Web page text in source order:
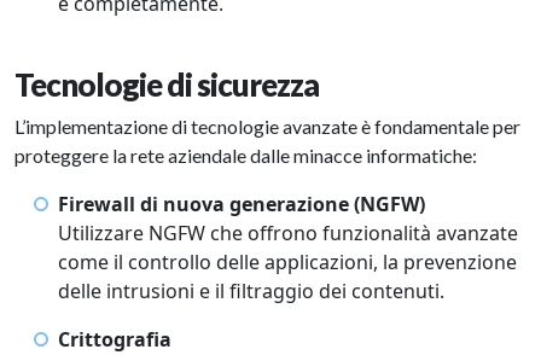
Tecnologie di sicurezza
L’implementazione di tecnologie avanzate è fondamentale per
proteggere la rete aziendale dalle minacce informatiche:
Firewall di nuova generazione (NGFW)
Utilizzare NGFW che offrono funzionalità avanzate
come il controllo delle applicazioni, la prevenzione
delle intrusioni e il filtraggio dei contenuti.
Crittografia